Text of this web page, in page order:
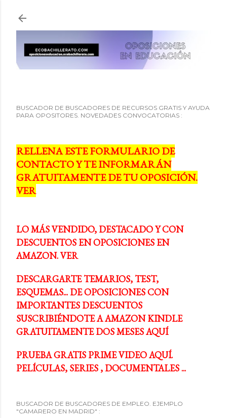
BUSCADOR DE BUSCADORES DE RECURSOS GRATIS Y AYUDA
PARA OPOSITORES. NOVEDADES CONVOCATORIAS :
RELLENA ESTE FORMULARIO DE
CONTACTO Y TE INFORMARÁN
GRATUITAMENTE DE TU OPOSICIÓN.
VER
LO MÁS VENDIDO, DESTACADO Y CON
DESCUENTOS EN OPOSICIONES EN
AMAZON. VER
DESCARGARTE TEMARIOS, TEST,
ESQUEMAS... DE OPOSICIONES CON
IMPORTANTES DESCUENTOS
SUSCRIBIÉNDOTE A AMAZON KINDLE
GRATUITAMENTE DOS MESES AQUÍ
PRUEBA GRATIS PRIME VIDEO AQUÍ.
PELÍCULAS, SERIES , DOCUMENTALES ...
BUSCADOR DE BUSCADORES DE EMPLEO. EJEMPLO
"CAMARERO EN MADRID" :